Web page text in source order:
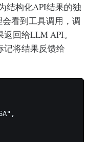
结构化API结果的独
看到工具调用，调
回给LLM API。
记将结果反馈给